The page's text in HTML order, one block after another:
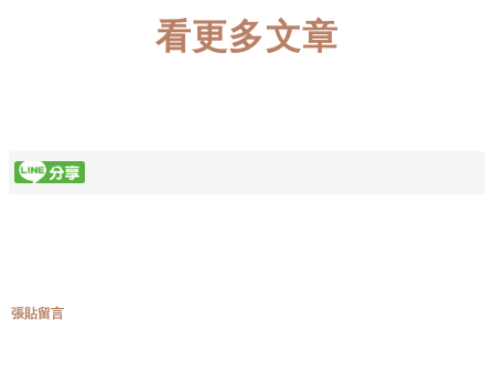
看更多文章
張貼留言